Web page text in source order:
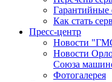
Гарантийные
Как стать
Пресс-центр
Новости
Новости
Союза
Фотогалерея